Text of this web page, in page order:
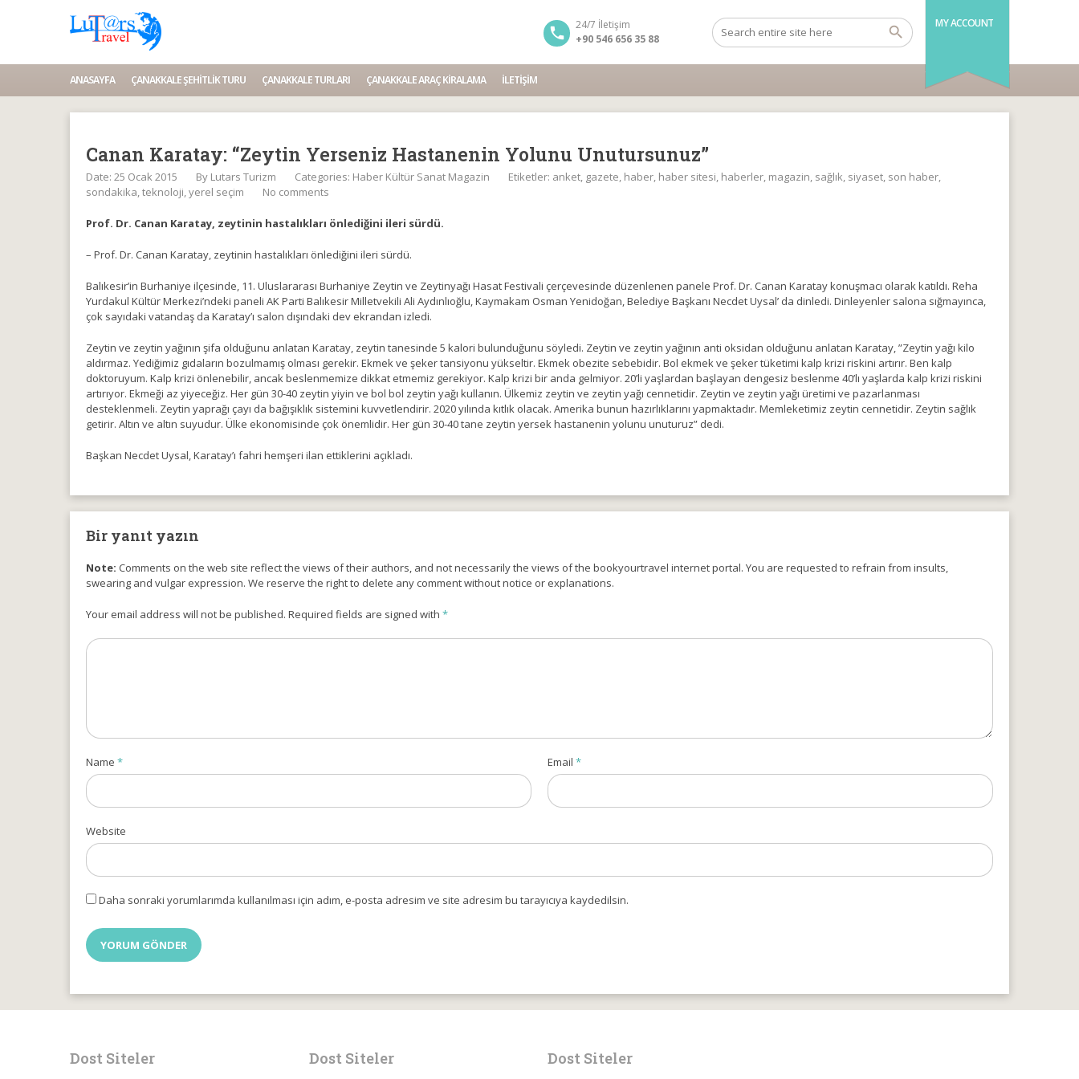
MY ACCOUNT
24/7 İletişim
+90 546 656 35 88
ANASAYFA ÇANAKKALE ŞEHITLIK TURU ÇANAKKALE TURLARI ÇANAKKALE ARAÇ KIRALAMA İLETIŞIM
Canan Karatay: “Zeytin Yerseniz Hastanenin Yolunu Unutursunuz”
Date: 25 Ocak 2015 By Lutars Turizm Categories: Haber Kültür Sanat Magazin Etiketler: anket, gazete, haber, haber sitesi, haberler, magazin, sağlık, siyaset, son haber,
sondakika,teknoloji,yerel seçim No comments
Prof. Dr. Canan Karatay, zeytinin hastalıkları önlediğini ileri sürdü.
– Prof. Dr. Canan Karatay, zeytinin hastalıkları önlediğini ileri sürdü.
Balıkesir’in Burhaniye ilçesinde, 11. Uluslararası Burhaniye Zeytin ve Zeytinyağı Hasat Festivali çerçevesinde düzenlenen panele Prof. Dr. Canan Karatay konuşmacı olarak katıldı. Reha
Yurdakul Kültür Merkezi’ndeki paneli AK Parti Balıkesir Milletvekili Ali Aydınlıoğlu, Kaymakam Osman Yenidoğan, Belediye Başkanı Necdet Uysal’ da dinledi. Dinleyenler salona sığmayınca,
çok sayıdaki vatandaş da Karatay’ı salon dışındaki dev ekrandan izledi.
Zeytin ve zeytin yağının şifa olduğunu anlatan Karatay, zeytin tanesinde 5 kalori bulunduğunu söyledi. Zeytin ve zeytin yağının anti oksidan olduğunu anlatan Karatay, ”Zeytin yağı kilo
aldırmaz. Yediğimiz gıdaların bozulmamış olması gerekir. Ekmek ve şeker tansiyonu yükseltir. Ekmek obezite sebebidir. Bol ekmek ve şeker tüketimi kalp krizi riskini artırır. Ben kalp
doktoruyum. Kalp krizi önlenebilir, ancak beslenmemize dikkat etmemiz gerekiyor. Kalp krizi bir anda gelmiyor. 20’li yaşlardan başlayan dengesiz beslenme 40’lı yaşlarda kalp krizi riskini
artırıyor. Ekmeği az yiyeceğiz. Her gün 30-40 zeytin yiyin ve bol bol zeytin yağı kullanın. Ülkemiz zeytin ve zeytin yağı cennetidir. Zeytin ve zeytin yağı üretimi ve pazarlanması
desteklenmeli. Zeytin yaprağı çayı da bağışıklık sistemini kuvvetlendirir. 2020 yılında kıtlık olacak. Amerika bunun hazırlıklarını yapmaktadır. Memleketimiz zeytin cennetidir. Zeytin sağlık
getirir. Altın ve altın suyudur. Ülke ekonomisinde çok önemlidir. Her gün 30-40 tane zeytin yersek hastanenin yolunu unuturuz” dedi.
Başkan Necdet Uysal, Karatay’ı fahri hemşeri ilan ettiklerini açıkladı.
Bir yanıt yazın
Note: Comments on the web site reflect the views of their authors, and not necessarily the views of the bookyourtravel internet portal. You are requested to refrain from insults,
swearing and vulgar expression. We reserve the right to delete any comment without notice or explanations.
Your email address will not be published. Required fields are signed with *
Name * Email *
Website
Daha sonraki yorumlarımda kullanılması için adım, e-posta adresim ve site adresim bu tarayıcıya kaydedilsin.
Dost Siteler Dost Siteler Dost Siteler